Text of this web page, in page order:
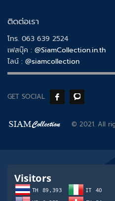
ติดต่อเรา
โทร. 063 639 2524
เฟสบุ๊ค : @SiamCollection.in.th
ไลน์ : @siamcollection
GET SOCIAL
© 2021. All